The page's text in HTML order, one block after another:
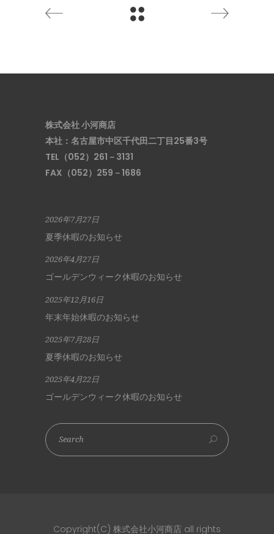
株式会社 小河商店
本社：名古屋市中区千代田二丁目25番3号
TEL（052）261－3131
FAX（052）259－1686
2026年7月27日
夏季休暇のお知らせ
2026年4月27日
ゴールデンウィーク休暇のお知らせ
2025年12月16日
年末年始休暇のお知らせ
2025年7月28日
夏季休暇のお知らせ
2025年4月22日
ゴールデンウィーク休暇のお知らせ
Copyright(C) 株式会社小河商店 all rights